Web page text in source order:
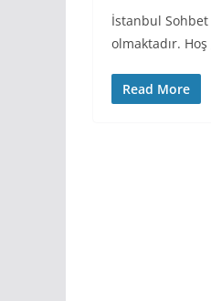
İstanbul
olmaktadır.
Read More